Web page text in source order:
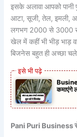
इसके अलावा आपको पानी
आटा, सूजी, तेल, इमली,
लगभग 2000 से 3000
खेल में कहीं भी भीड़ भाड़
बिजनेस बहुत ही अच्छा
कमाएंगे
Pani Puri Business से